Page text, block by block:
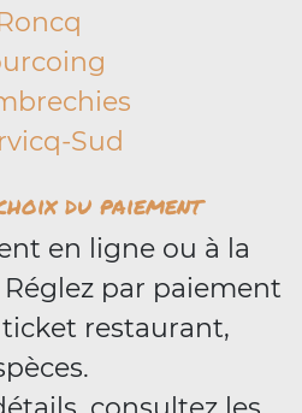
Sud
du paiement
en ligne ou à la
Réglez par paiement
restaurant,